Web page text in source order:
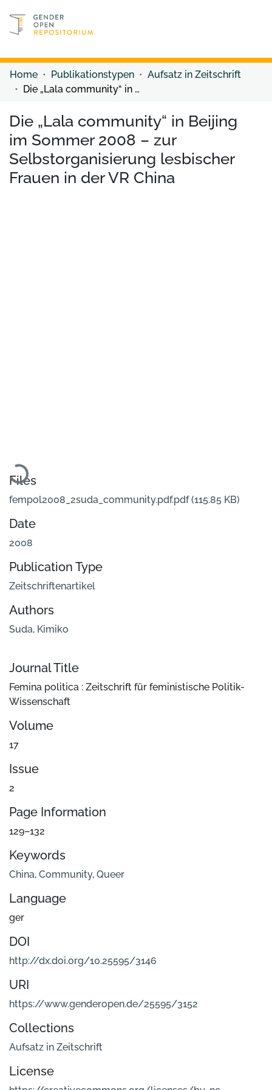
Discover content
Home Publikationstypen
Aufsatz in Zeitschrift
Die „Lala community“ in Beijing im Sommer 2008 – zur Selbstorganisierung lesbischer Frauen in der VR China
Die „Lala community“ in Beijing
im Sommer 2008 – zur
Selbstorganisierung lesbischer
Frauen in der VR China
Loading...
Files
fempol2008_2suda_community.pdf.pdf(115.85 KB)
Date
2008
Publication Type
Zeitschriftenartikel
Authors
Suda, Kimiko
Journal Title
Femina politica : Zeitschrift für feministische Politik-
Wissenschaft
Volume
17
Issue
2
Page Information
129–132
Keywords
China, Community, Queer
Language
ger
DOI
http://dx.doi.org/10.25595/3146
URI
https://www.genderopen.de/25595/3152
Collections
Aufsatz in Zeitschrift
License